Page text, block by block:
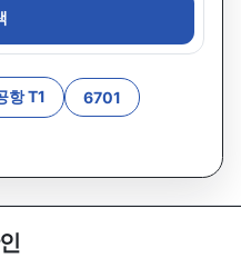
항 T1 6701